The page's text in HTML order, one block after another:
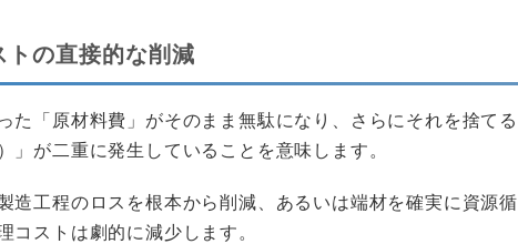
の直接的な削減
た「原材料費」がそのまま無駄になり、さらにそれを捨てる
が二重に発生していることを意味します。
造工程のロスを根本から削減、あるいは端材を確実に資源循
ストは劇的に減少します。